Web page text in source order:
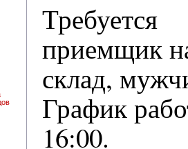
Требуется
приемщик
склад,
График
16:00.